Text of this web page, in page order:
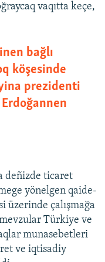
vaqıtta keçe,
bağlı
köşesinde
prezidenti
deñizde ticaret
yönelgen qaide-
üzerinde çalışmağa
Türkiye ve
munasebetleri
ve iqtisadiy